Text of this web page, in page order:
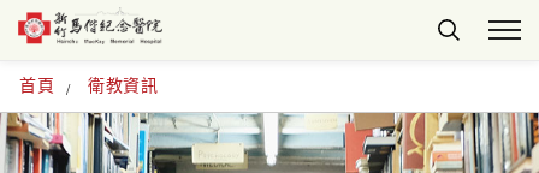
首頁 衛教資訊